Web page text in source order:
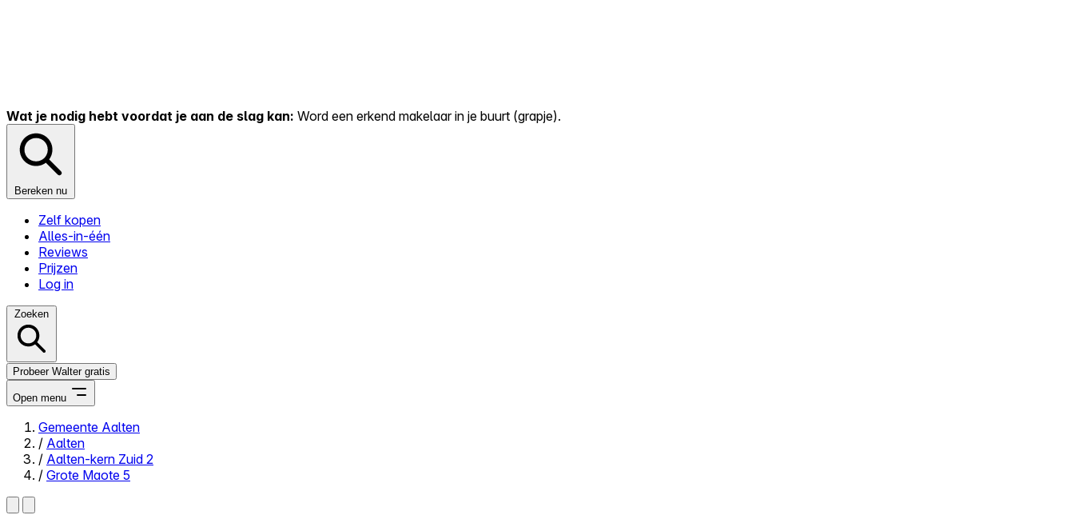
Wat je nodig hebt voordat je aan de slag kan: Word een erkend makelaar in je buurt (grapje).
Bereken nu
Zelf kopen
Alles-in-één
Reviews
Prijzen
Log in
Zoeken
Probeer Walter gratis
Open menu
Close menu
Gemeente Aalten
/ Aalten
/ Aalten-kern Zuid 2
/ Grote Maote 5